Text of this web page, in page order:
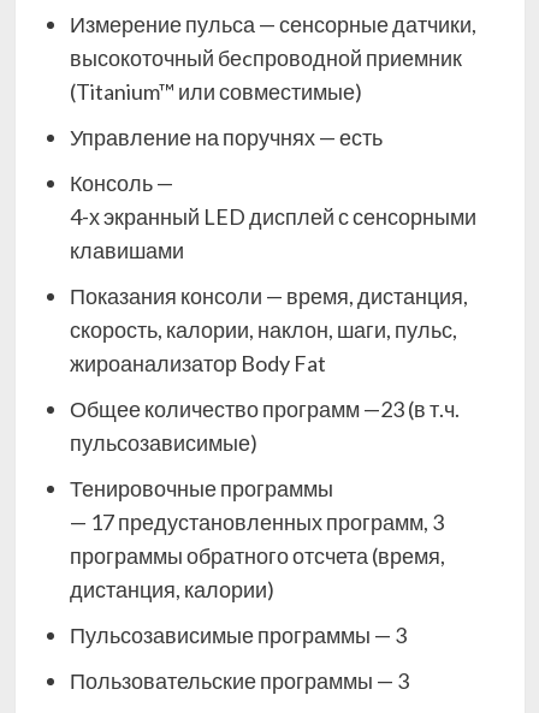
Измерение пульса — сенсорные датчики,
высокоточный беcпроводной приемник
(Titanium™ или совместимые)
Управление на поручнях — есть
Консоль —
4-х экранный LED дисплей с сенсорными
клавишами
Показания консоли — время, дистанция,
скорость, калории, наклон, шаги, пульс,
жироанализатор Body Fat
Общее количество программ —23 (в т.ч.
пульсозависимые)
Тенировочные программы
— 17 предустановленных программ, 3
программы обратного отсчета (время,
дистанция, калории)
Пульсозависимые программы — 3
Пользовательские программы — 3